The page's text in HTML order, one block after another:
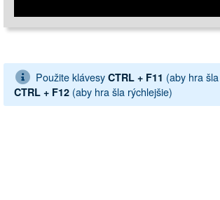
Použite klávesy CTRL + F11 (aby hra
CTRL + F12 (aby hra šla rýchlejšie)